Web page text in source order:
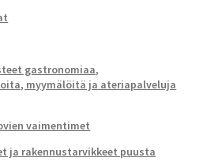
gastronomiaa,
myymälöitä ja ateriapalveluja
vaimentimet
ja rakennustarvikkeet puusta